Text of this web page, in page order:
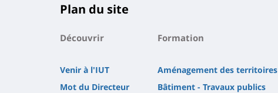
Plan du site
Découvrir
Venir à l'IUT
Mot du Directeur
Formation
Aménagement des territoires
Bâtiment - Travaux publics